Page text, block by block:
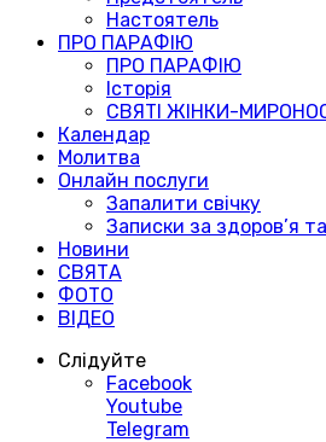
Настоятель
ПРО ПАРАФІЮ
ПРО ПАРАФІЮ
Історія
СВЯТІ ЖІНКИ-
Календар
Молитва
Онлайн послуги
Запалити свічку
Записки за здоров’я
Новини
СВЯТА
ФОТО
ВІДЕО
Слідуйте
Facebook
Youtube
Telegram